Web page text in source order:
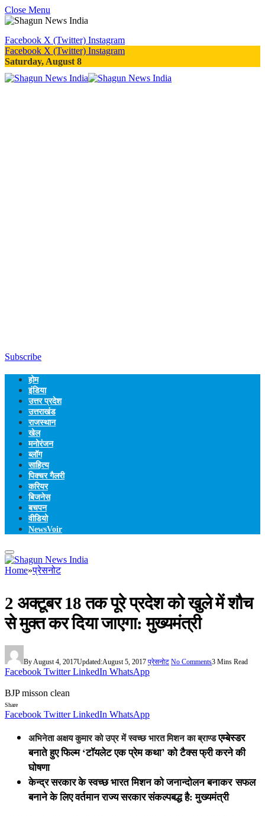
Close Menu
Facebook X (Twitter) Instagram
Facebook X (Twitter) Instagram
Saturday, August 8
Subscribe
होम
इंडिया
उत्तर प्रदेश
उत्तराखंड
राजस्थान
खेल
मनोरंजन
ब्लॉग
साहित्य
पिक्चर गैलरी
करियर
बिजनेस
बचपन
वीडियो
NewsVoir
Home»प्रेसनोट
2 अक्टूबर 18 तक पूरे प्रदेश को खुले में शौच
से मुक्त कर दिया जाएगा: मुख्यमंत्री
ByAugust 4, 2017Updated:August 5, 2017 प्रेसनोट No Comments3 Mins Read
Facebook Twitter LinkedIn WhatsApp
BJP misson clean
Share
Facebook Twitter LinkedIn WhatsApp
अभिनेता अक्षय कुमार को उप्र में स्वच्छ भारत मिशन का ब्राण्डएम्बेस्डर
बनाते हुए फिल्म ‘टाॅयलेट एक प्रेम कथा’ को टैक्स फ्री करने की
घोषणा
केन्द्र सरकार के स्वच्छ भारत मिशन को जनान्दोलन बनाकरसफल
बनाने के लिए वर्तमान राज्य सरकार संकल्पबद्ध है: मुख्यमंत्री